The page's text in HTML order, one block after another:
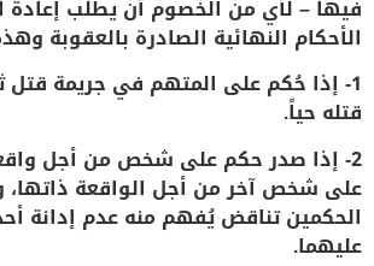
فيها – لأي من الخصوم أن يطلب إعادة
الأحكام النهائية الصادرة بالعقوبة
1- إذا حُكم على المتهم في جريمة
قتله حياً.
2- إذا صدر حكم على شخص من أجل
على شخص آخر من أجل الواقعة ذاتها،
الحكمين تناقض يُفهم منه عدم إدانة
عليهما.